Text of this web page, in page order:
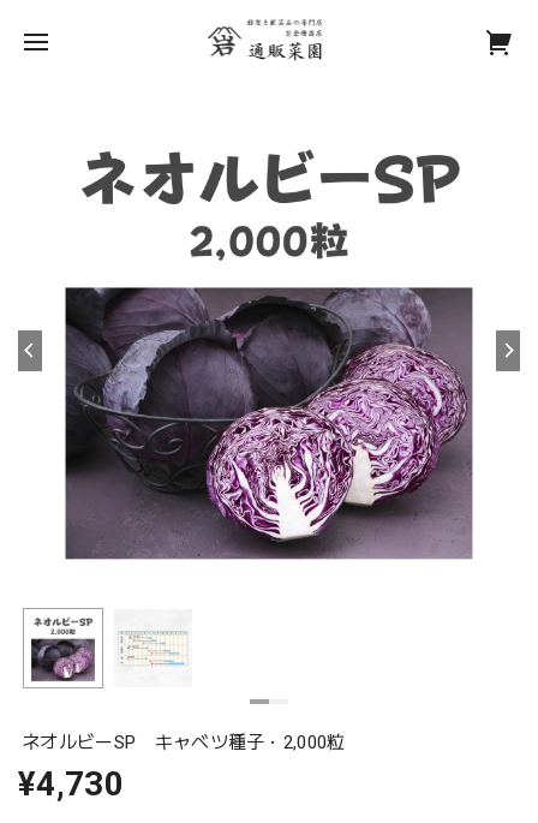
ネオルビーSP キャベツ種子・2,000粒
¥4,730